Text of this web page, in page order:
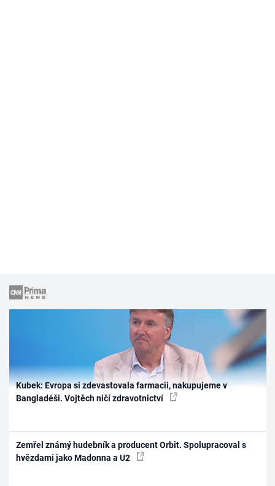
Kubek: Evropa si zdevastovala farmacii, nakupujeme v
Bangladéši. Vojtěch ničí zdravotnictví
Zemřel známý hudebník a producent Orbit. Spolupracoval s
hvězdami jako Madonna a U2